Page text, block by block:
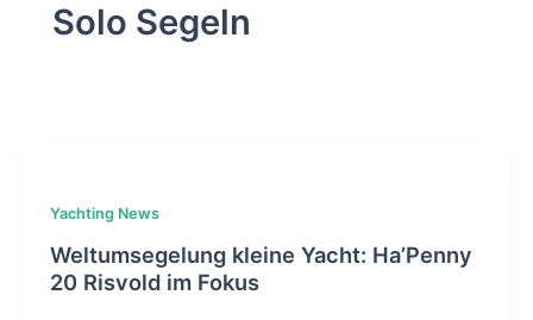
Solo Segeln
Yachting News
Weltumsegelung kleine Yacht: Ha’Penny
20 Risvold im Fokus